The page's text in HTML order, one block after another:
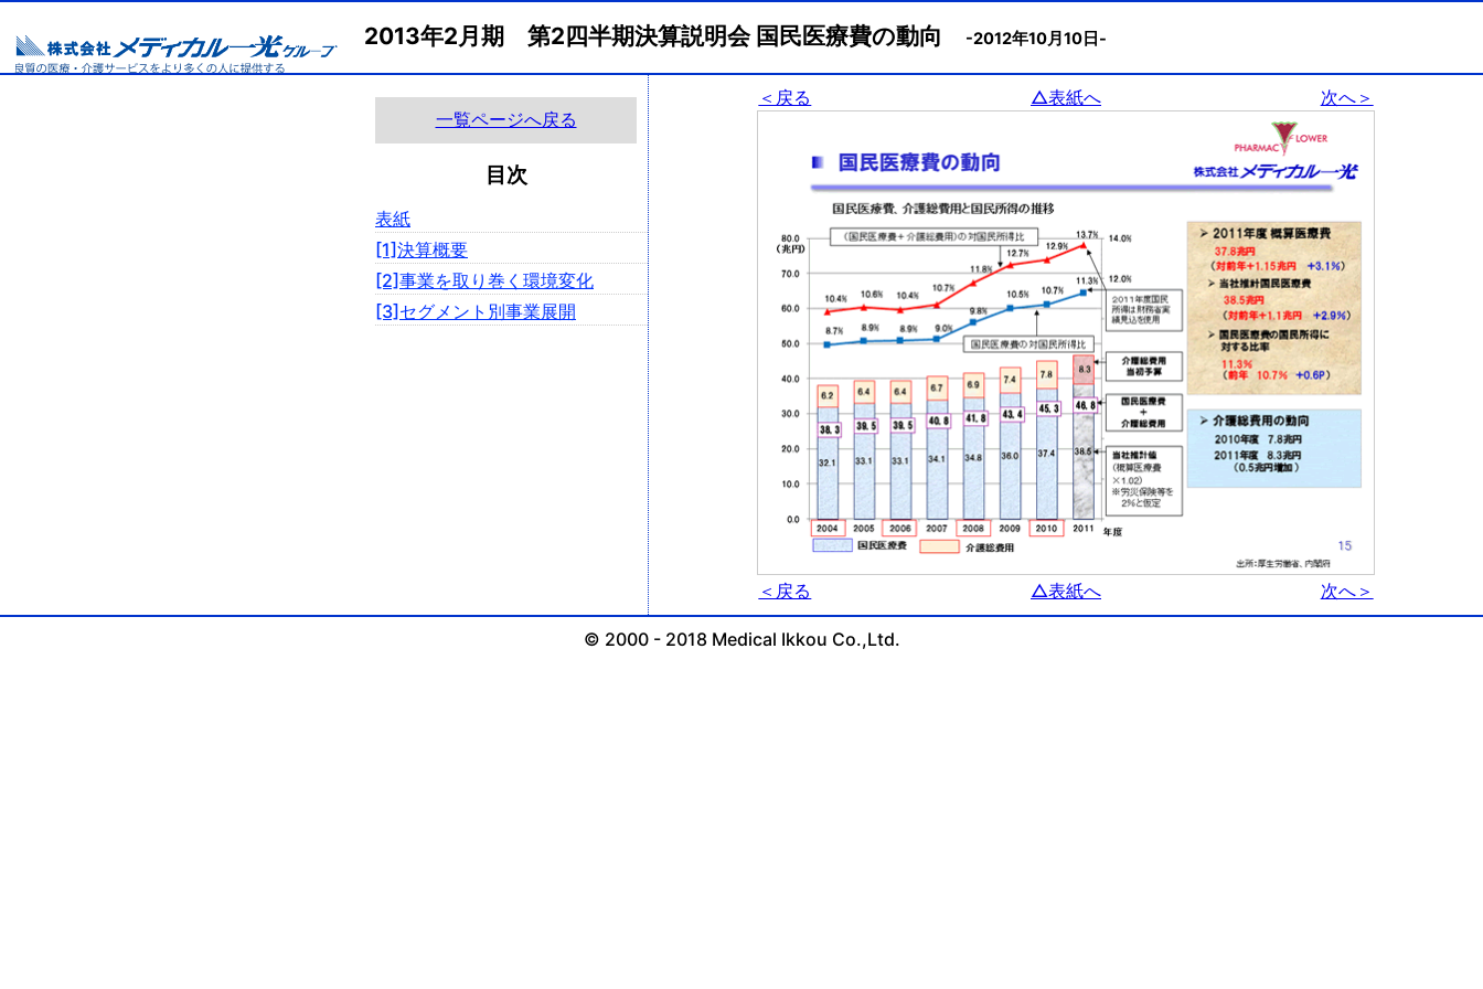
2013年2月期 第2四半期決算説明会 国民医療費の動向 -2012年10月10日-
一覧ページへ戻る
目次
表紙
[1]決算概要
[2]事業を取り巻く環境変化
[3]セグメント別事業展開
＜戻る △表紙へ 次へ＞
＜戻る △表紙へ 次へ＞
© 2000 - 2018 Medical Ikkou Co.,Ltd.